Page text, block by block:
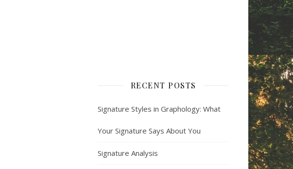
RECENT POSTS
Signature Styles in Graphology: What
Your Signature Says About You
Signature Analysis